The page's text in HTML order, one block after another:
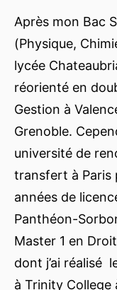
Après mon Bac
(Physique,
lycée
réorienté en
Gestion à
Grenoble.
université de
transfert à Paris
années de
Panthéon-
Master 1 en
dont j’ai réalisé
à Trinity College